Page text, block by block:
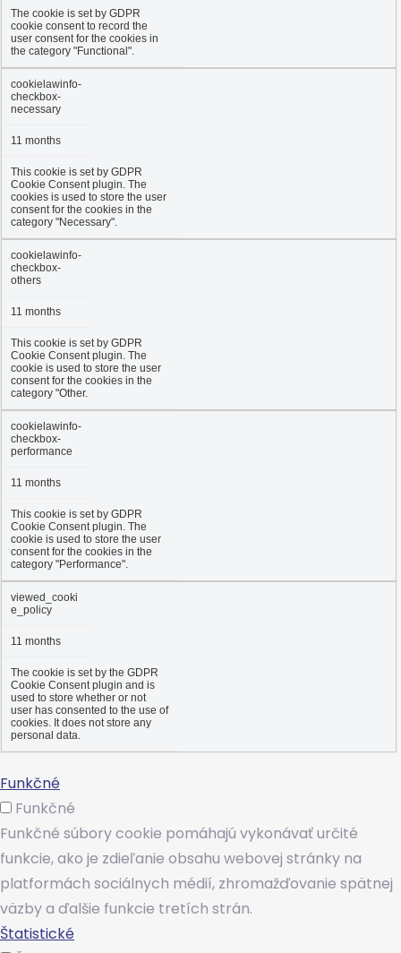
The cookie is set by GDPR
cookie consent to record the
user consent for the cookies in
the category "Functional".
cookielawinfo-
checkbox-
necessary
11 months
This cookie is set by GDPR
Cookie Consent plugin. The
cookies is used to store the user
consent for the cookies in the
category "Necessary".
cookielawinfo-
checkbox-
others
11 months
This cookie is set by GDPR
Cookie Consent plugin. The
cookie is used to store the user
consent for the cookies in the
category "Other.
cookielawinfo-
checkbox-
performance
11 months
This cookie is set by GDPR
Cookie Consent plugin. The
cookie is used to store the user
consent for the cookies in the
category "Performance".
viewed_cooki
e_policy
11 months
The cookie is set by the GDPR
Cookie Consent plugin and is
used to store whether or not
user has consented to the use of
cookies. It does not store any
personal data.
Funkčné
Funkčné
Funkčné súbory cookie pomáhajú vykonávať určité
funkcie, ako je zdieľanie obsahu webovej stránky na
platformách sociálnych médií, zhromažďovanie spätnej
väzby a ďalšie funkcie tretích strán.
Štatistické